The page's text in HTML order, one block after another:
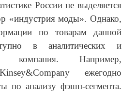
России не выделяется
«индустрия моды». Однако,
по товарам данной
в аналитических и
компания. Например,
ежегодно
по анализу фэшн-сегмента.